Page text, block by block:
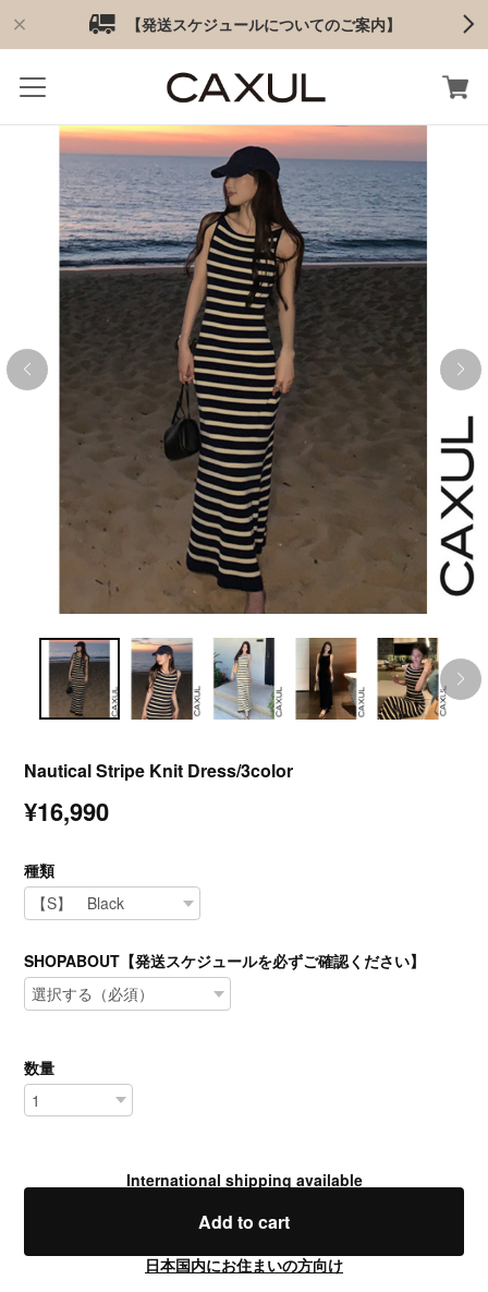
【発送スケジュールについてのご案内】
Nautical Stripe Knit Dress/3color
¥16,990
種類
SHOPABOUT【発送スケジュールを必ずご確認ください】
数量
International shipping available
Add to cart
日本国内にお住まいの方向け